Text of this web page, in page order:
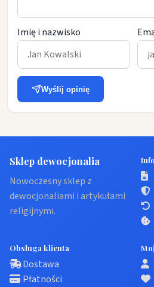
Imię i nazwisko
Wyślij opinię
Sklep dewocjonalia
Nowoczesny sklep z
dewocjonaliami i artykułami
religijnymi.
Obsługa klienta
Dostawa
Płatności